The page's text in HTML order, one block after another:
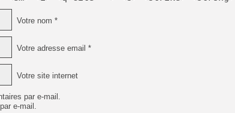
Votre nom *
Votre adresse email *
Votre site internet
par e-mail.
e-mail.